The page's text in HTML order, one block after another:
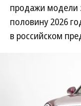
продажи модели
половину 2026
в российском